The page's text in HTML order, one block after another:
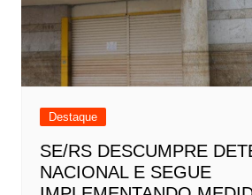
Destaque
SE/RS DESCUMPRE
NACIONAL E SEGUE